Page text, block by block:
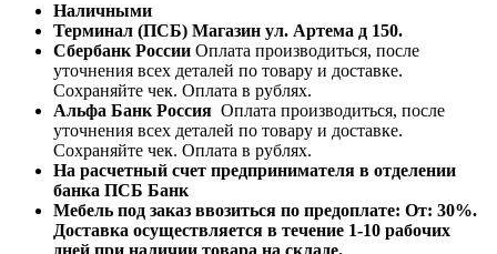
Наличными
Терминал (ПСБ) Магазин ул. Артема д 150.
Сбербанк России Оплата производиться, после
уточнения всех деталей по товару и доставке.
Сохраняйте чек. Оплата в рублях.
Альфа Банк Россия Оплата производиться, после
уточнения всех деталей по товару и доставке.
Сохраняйте чек. Оплата в рублях.
На расчетный счет предпринимателя в отделении
банка ПСБ Банк
Мебель под заказ ввозиться по предоплате: От: 30%.
Доставка осуществляется в течение 1-10 рабочих